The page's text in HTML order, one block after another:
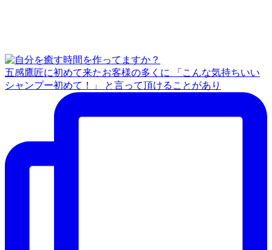
五感鷹匠に初めて来たお客様の多くに 「こんな気持ちいい
シャンプー初めて！」 と言って頂けることがあり